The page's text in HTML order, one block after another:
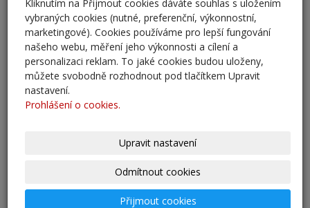
Adaptační kurzy
27. 8. 2025
Zahájení školního roku 2025/2026
27. 8. 2025
Výsledky - přestup do 6. očníku
Kliknutím na Přijmout cookies dáváte souhlas s uložením
vybraných cookies (nutné, preferenční, výkonnostní,
marketingové). Cookies používáme pro lepší fungování
našeho webu, měření jeho výkonnosti a cílení a
personalizaci reklam. To jaké cookies budou uloženy,
můžete svobodně rozhodnout pod tlačítkem Upravit
nastavení.
Prohlášení o cookies.
Upravit nastavení
Odmítnout cookies
Přijmout cookies